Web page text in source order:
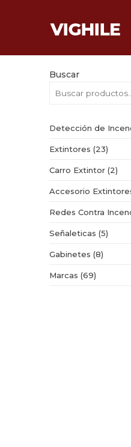
Buscar
Detección de
Extintores 2323
Carro Extintor 22
Accesorio
Redes Contra
Señaleticas 55
Gabinetes 88
Marcas 6969